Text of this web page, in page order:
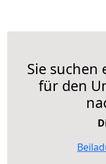
Sie suchen
für den